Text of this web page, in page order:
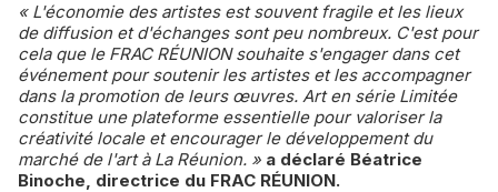
« L'économie des artistes est souvent fragile et les lieux
de diffusion et d'échanges sont peu nombreux. C'est pour
cela que le FRAC RÉUNION souhaite s'engager dans cet
événement pour soutenir les artistes et les accompagner
dans la promotion de leurs œuvres. Art en série Limitée
constitue une plateforme essentielle pour valoriser la
créativité locale et encourager le développement du
marché de l'art à La Réunion. » a déclaré Béatrice
Binoche, directrice du FRAC RÉUNION.